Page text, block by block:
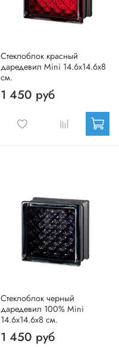
Стеклоблок красный
даредевил Mini 14.6x14.6x8
см.
1 450 руб
Стеклоблок черный
даредевил 100% Mini
14.6x14.6x8 см.
1 450 руб